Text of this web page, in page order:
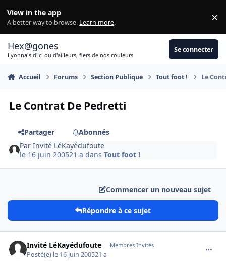
View in the app
A better way to browse. Learn more. ×
Hex@gones
Lyonnais d'ici ou d'ailleurs, fiers de nos couleurs
Se connecter
Accueil Forums Section Publique Tout foot ! Le
Le Contrat De Pedretti
Partager
Abonnés
ParInvité LéKayédufoute
le 16 juin 200521 a dansTout foot !
Commencer un nouveau sujet
Répondre à ce sujet
Invité LéKayédufoute Membres Invités
Posté(e) le 16 juin 200521 a